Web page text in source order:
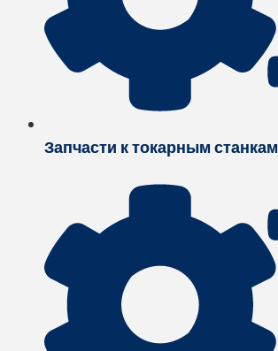
Запчасти к токарным станкам